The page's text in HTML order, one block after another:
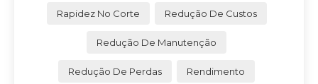
Rapidez No Corte Redução De Custos
Redução De Manutenção
Redução De Perdas Rendimento